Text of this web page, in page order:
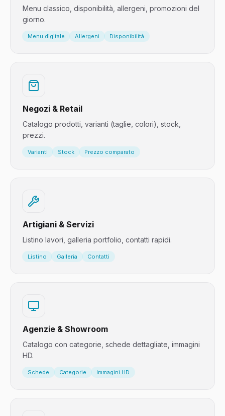
Menu classico, disponibilità, allergeni, promozioni del
giorno.
Menu digitale Allergeni Disponibilità
Negozi & Retail
Catalogo prodotti, varianti (taglie, colori), stock,
prezzi.
Varianti Stock Prezzo comparato
Artigiani & Servizi
Listino lavori, galleria portfolio, contatti rapidi.
Listino Galleria Contatti
Agenzie & Showroom
Catalogo con categorie, schede dettagliate, immagini
HD.
Schede Categorie Immagini HD